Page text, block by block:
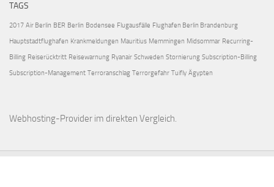
TAGS
2017 Air Berlin BER Berlin Bodensee Flugausfälle Flughafen Berlin Brandenburg
Hauptstadtflughafen Krankmeldungen Mauritius Memmingen Midsommar Recurring-
Billing Reiserücktritt Reisewarnung Ryanair Schweden Stornierung Subscription-Billing
Subscription-Management Terroranschlag Terrorgefahr Tuifly Ägypten
Webhosting-Provider im direkten Vergleich.